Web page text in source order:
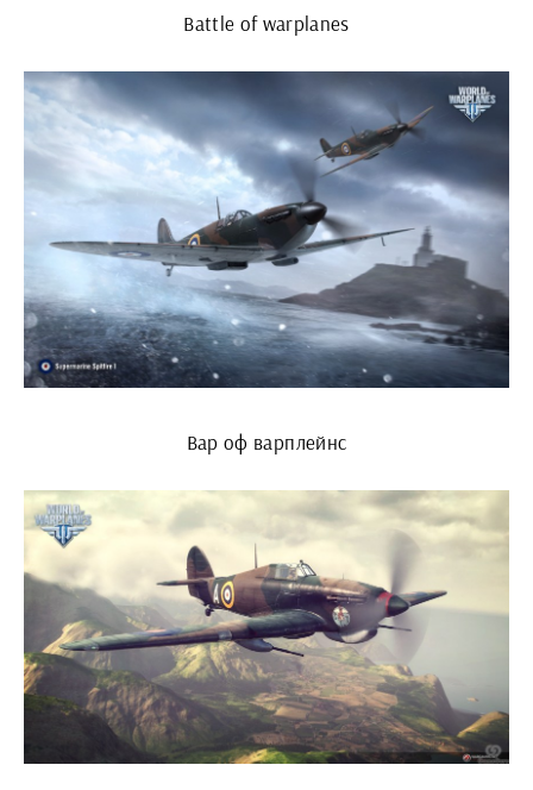
Battle of warplanes
Вар оф варплейнс